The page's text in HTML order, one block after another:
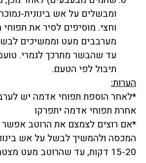
ומבשלים על אש בינונית-
וחצי. מוסיפים לסיר את
מערבבים מעט וממשיכים
עד שהבשר מתרכך לגמרי.
תיבול לפי הטעם.
הערות:
*לאחר הוספת תפוחי אדמה יש
אחרת תפוחי אדמה יתפרקו
*אם רוצים לצמצם את הרוטב
המכסה ולהמשיך לבשל על אש
15-20 דקות, עד שהרוטב מעט מצטמצם.